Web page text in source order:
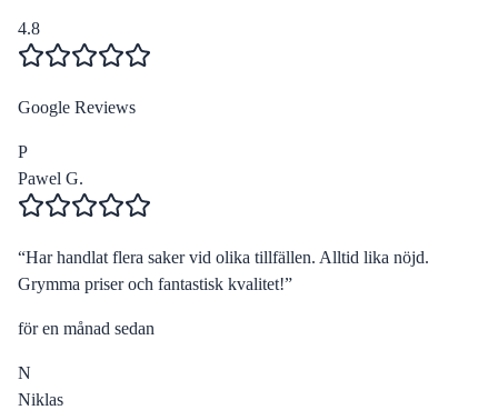
4.8
Google Reviews
P
Pawel G.
“Har handlat flera saker vid olika tillfällen. Alltid lika nöjd.
Grymma priser och fantastisk kvalitet!”
för en månad sedan
N
Niklas